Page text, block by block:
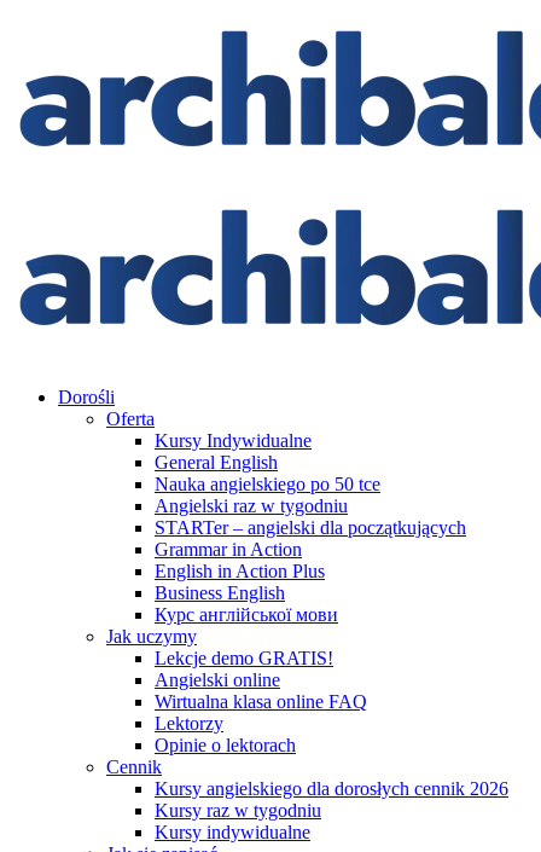
Dorośli
Oferta
Kursy Indywidualne
General English
Nauka angielskiego po 50 tce
Angielski raz w tygodniu
STARTer – angielski dla początkujących
Grammar in Action
English in Action Plus
Business English
Курс англійської мови
Jak uczymy
Lekcje demo GRATIS!
Angielski online
Wirtualna klasa online FAQ
Lektorzy
Opinie o lektorach
Cennik
Kursy angielskiego dla dorosłych cennik 2026
Kursy raz w tygodniu
Kursy indywidualne